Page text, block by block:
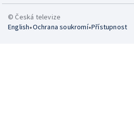
© Česká televize
English•Ochrana soukromí•Přístupnost